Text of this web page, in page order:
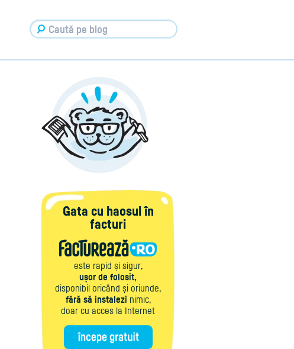
Gata cu haosul în
facturi
este rapid și sigur,
ușor de folosit,
disponibil oricând și oriunde,
fără să instalezi nimic,
doar cu acces la Internet